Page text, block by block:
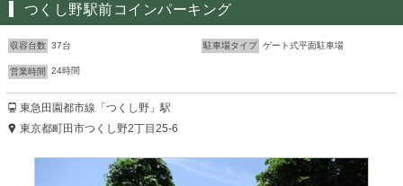
つくし野駅前コインパーキング
収容台数 37台 駐車場タイプ ゲート式平面駐車場
営業時間 24時間
東急田園都市線「つくし野」駅
東京都町田市つくし野2丁目25-6